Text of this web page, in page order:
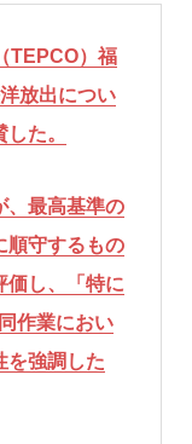
TEPCO）福
放出につい
た。
、最高基準の
順守するもの
価し、「特に
作業におい
を強調した